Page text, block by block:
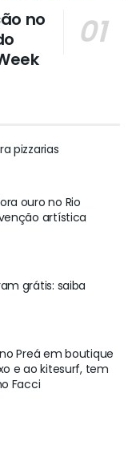
no
pizzarias
ouro no Rio
artística
grátis: saiba
Preá em boutique
e ao kitesurf, tem
Facci